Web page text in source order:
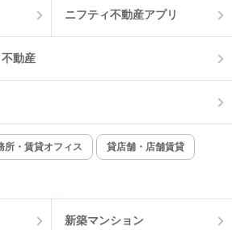
オートロック
インターネット無料
物件一覧に反映
ニフティ不動産アプリ
動産
所・賃貸オフィス 貸店舗・店舗賃貸
新築マンション